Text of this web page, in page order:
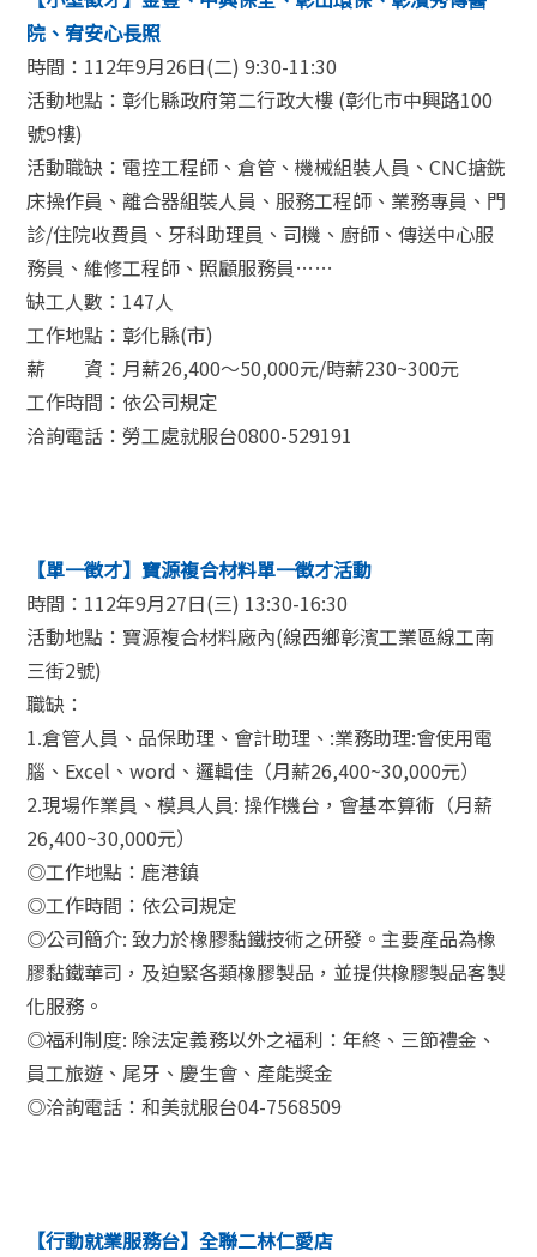
院、宥安心長照
時間：112年9月26日(二) 9:30-11:30
活動地點：彰化縣政府第二行政大樓 (彰化市中興路100
號9樓)
活動職缺：電控工程師、倉管、機械組裝人員、CNC搪銑
床操作員、離合器組裝人員、服務工程師、業務專員、門
診/住院收費員、牙科助理員、司機、廚師、傳送中心服
務員、維修工程師、照顧服務員……
缺工人數：147人
工作地點：彰化縣(市)
薪 資：月薪26,400〜50,000元/時薪230~300元
工作時間：依公司規定
洽詢電話：勞工處就服台0800-529191
【單一徵才】寶源複合材料單一徵才活動
時間：112年9月27日(三) 13:30-16:30
活動地點：寶源複合材料廠內(線西鄉彰濱工業區線工南
三街2號)
職缺：
1.倉管人員、品保助理、會計助理、:業務助理:會使用電
腦、Excel、word、邏輯佳（月薪26,400~30,000元）
2.現場作業員、模具人員: 操作機台，會基本算術（月薪
26,400~30,000元）
◎工作地點：鹿港鎮
◎工作時間：依公司規定
◎公司簡介: 致力於橡膠黏鐵技術之研發。主要產品為橡
膠黏鐵華司，及迫緊各類橡膠製品，並提供橡膠製品客製
化服務。
◎福利制度: 除法定義務以外之福利：年終、三節禮金、
員工旅遊、尾牙、慶生會、產能獎金
◎洽詢電話：和美就服台04-7568509
【行動就業服務台】全聯二林仁愛店